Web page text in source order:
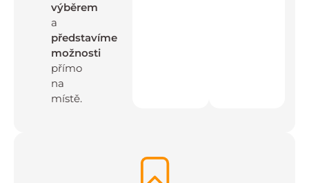
výběrem
a
představíme
možnosti
přímo
na
místě.